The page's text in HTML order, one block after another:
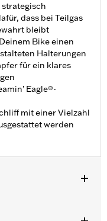
strategisch
dass bei Teilgas
bleibt
Bike einen
Halterungen
für ein klares
Eagle®-
mit einer Vielzahl
werden
Schalldämpfer